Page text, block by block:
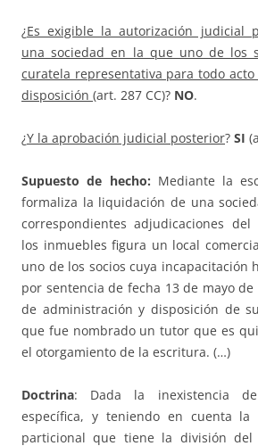
¿Es exigible la autorización judicial
una sociedad en la que uno de los
curatela representativa para todo
disposición (art. 287 CC)? NO.
¿Y la aprobación judicial posterior? SI
Supuesto de hecho: Mediante la
formaliza la liquidación de una
correspondientes adjudicaciones
los inmuebles figura un local
uno de los socios cuya incapacitación
por sentencia de fecha 13 de mayo
de administración y disposición de
que fue nombrado un tutor que es
el otorgamiento de la escritura. (…)
Doctrina: Dada la inexistencia
específica, y teniendo en cuenta la
particional que tiene la división del